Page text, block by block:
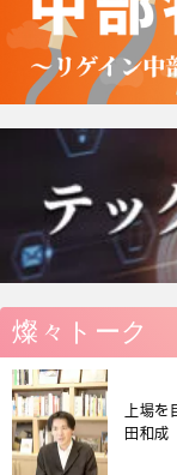
燦々トーク
上場
田和